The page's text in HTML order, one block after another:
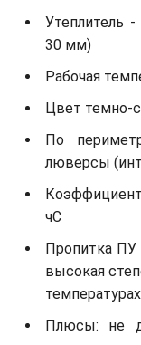
Утеплитель
30 мм)
Рабочая
Цвет темно-
По
люверсы
чС
Пропитка ПУ
высокая
температурах
Плюсы: не